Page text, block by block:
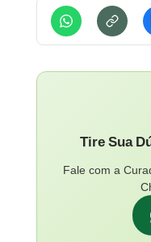
Tire Sua
Fale com a